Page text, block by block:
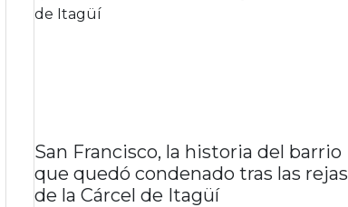
San Francisco, la historia del barrio
que quedó condenado tras las rejas
de la Cárcel de Itagüí